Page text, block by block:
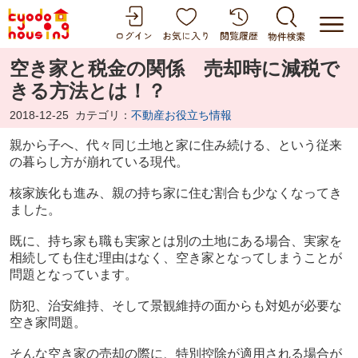
空き家と税金の関係 売却時に減税で
きる方法とは！？
2018-12-25 カテゴリ： 不動産お役立ち情報
親から子へ、代々同じ土地と家に住み続ける、という従来
の暮らし方が崩れている現代。
核家族化も進み、親の持ち家に住む割合も少なくなってき
ました。
既に、持ち家も職も実家とは別の土地にある場合、実家を
相続しても住む理由はなく、空き家となってしまうことが
問題となっています。
防犯、治安維持、そして景観維持の面からも対処が必要な
空き家問題。
そんな空き家の売却の際に、特別控除が適用される場合が